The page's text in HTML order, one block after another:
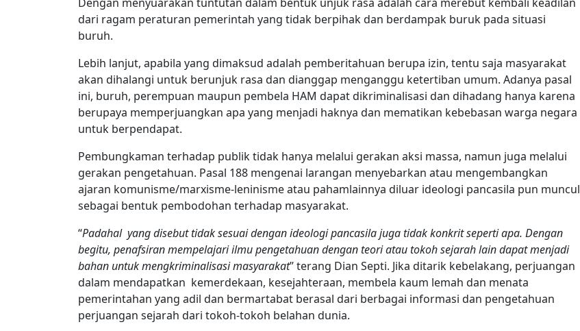
dari ragam peraturan pemerintah yang tidak berpihak dan berdampak buruk pada situasi
buruh.
Lebih lanjut, apabila yang dimaksud adalah pemberitahuan berupa izin, tentu saja masyarakat
akan dihalangi untuk berunjuk rasa dan dianggap menganggu ketertiban umum. Adanya pasal
ini, buruh, perempuan maupun pembela HAM dapat dikriminalisasi dan dihadang hanya karena
berupaya memperjuangkan apa yang menjadi haknya dan mematikan kebebasan warga negara
untuk berpendapat.
Pembungkaman terhadap publik tidak hanya melalui gerakan aksi massa, namun juga melalui
gerakan pengetahuan. Pasal 188 mengenai larangan menyebarkan atau mengembangkan
ajaran komunisme/marxisme-leninisme atau pahamlainnya diluar ideologi pancasila pun muncul
sebagai bentuk pembodohan terhadap masyarakat.
“Padahal yang disebut tidak sesuai dengan ideologi pancasila juga tidak konkrit seperti apa. Dengan
begitu, penafsiran mempelajari ilmu pengetahuan dengan teori atau tokoh sejarah lain dapat menjadi
bahan untuk mengkriminalisasi masyarakat” terang Dian Septi. Jika ditarik kebelakang, perjuangan
dalam mendapatkan kemerdekaan, kesejahteraan, membela kaum lemah dan menata
pemerintahan yang adil dan bermartabat berasal dari berbagai informasi dan pengetahuan
perjuangan sejarah dari tokoh-tokoh belahan dunia.